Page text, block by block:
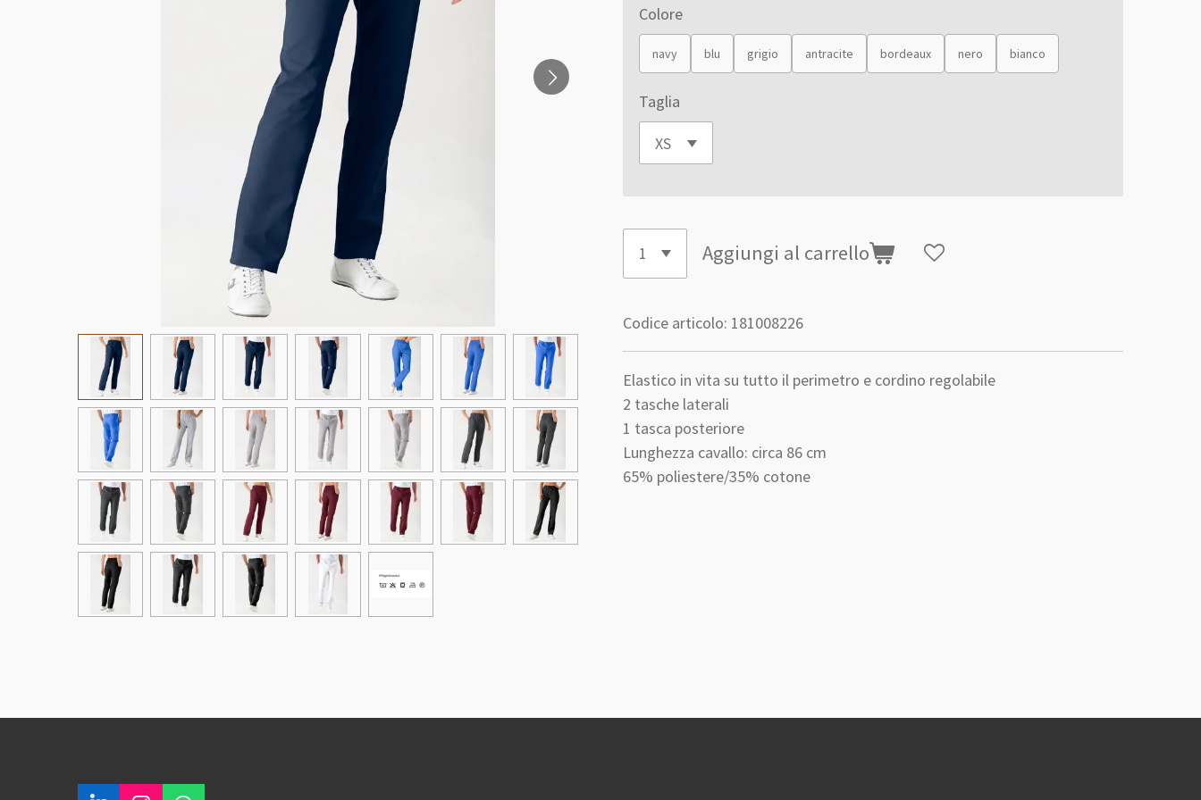
Colore
navy blu grigio antracite bordeaux nero bianco
Taglia
Aggiungi al carrello
Codice articolo: 181008226
Elastico in vita su tutto il perimetro e cordino regolabile
2 tasche laterali
1 tasca posteriore
Lunghezza cavallo: circa 86 cm
65% poliestere/35% cotone